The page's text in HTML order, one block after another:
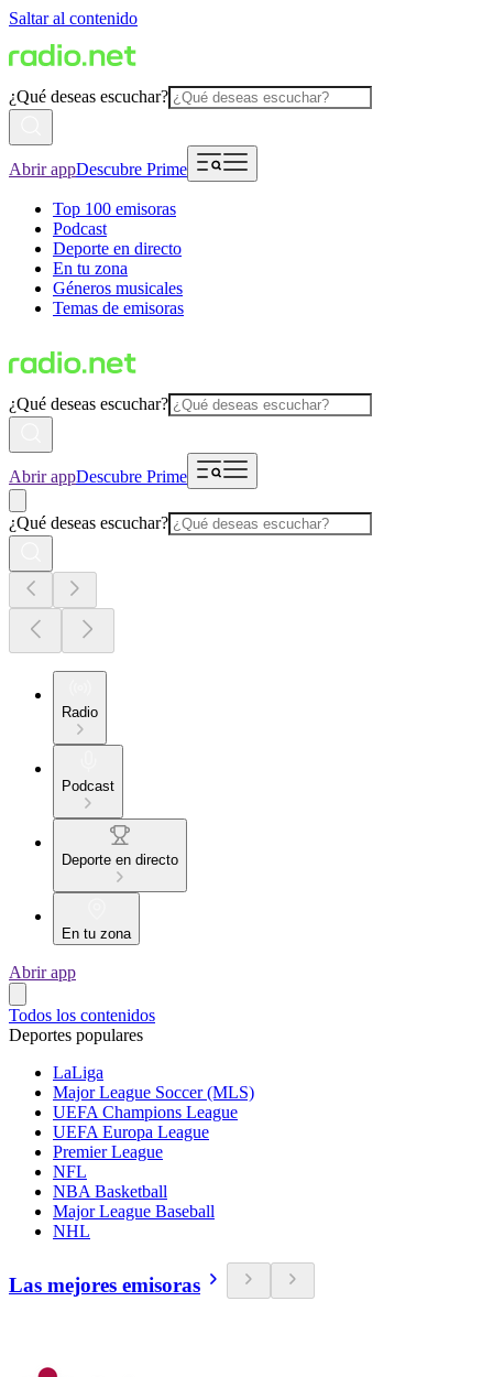
Saltar al contenido
¿Qué deseas escuchar?
Abrir appDescubre Prime
Top 100 emisoras
Podcast
Deporte en directo
En tu zona
Géneros musicales
Temas de emisoras
¿Qué deseas escuchar?
Abrir appDescubre Prime
¿Qué deseas escuchar?
Radio
Podcast
Deporte en directo
En tu zona
Abrir app
Todos los contenidos
Deportes populares
LaLiga
Major League Soccer (MLS)
UEFA Champions League
UEFA Europa League
Premier League
NFL
NBA Basketball
Major League Baseball
NHL
Las mejores emisoras